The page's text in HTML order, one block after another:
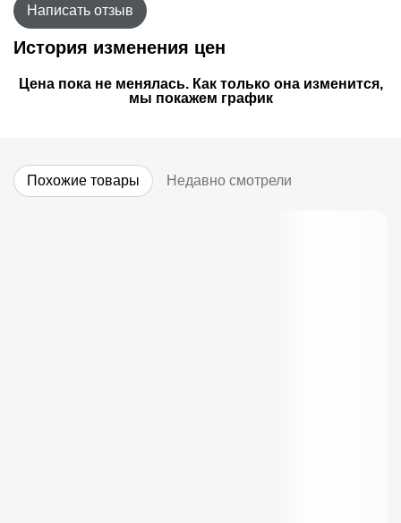
Написать отзыв
История изменения цен
Цена пока не менялась. Как только она изменится,
мы покажем график
Похожие товары Недавно смотрели